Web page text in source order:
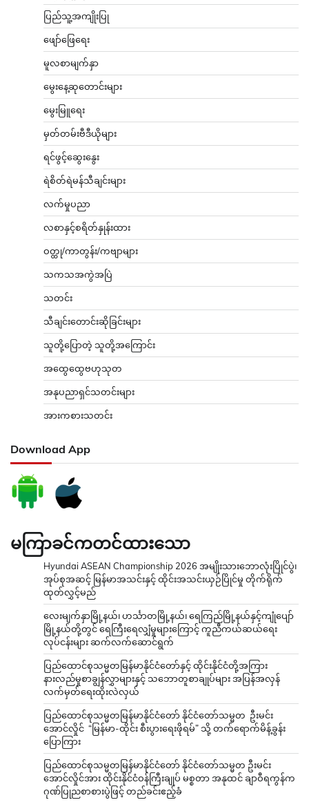
ပြည်သူ့အကျိုးပြု
ဖျော်ဖြေရေး
မူလစာမျက်နှာ
မွေးနေ့ဆုတောင်းများ
မွေးမြူရေး
မှတ်တမ်းဗီဒီယိုများ
ရင်ဖွင့်ဆွေးနွေး
ရဲစိတ်ရဲမန်သီချင်းများ
လက်မှုပညာ
လစာနှင့်စရိတ်နှုန်းထား
ဝတ္ထု/ကာတွန်း/ကဗျာများ
သကသအကွဲအပြဲ
သတင်း
သီချင်းတောင်းဆိုခြင်းများ
သူတို့ပြောတဲ့ သူတို့အကြောင်း
အထွေထွေဗဟုသုတ
အနုပညာရှင်သတင်းများ
အားကစားသတင်း
Download App
မကြာခင်ကတင်ထားသော
Hyundai ASEAN Championship 2026 အမျိုးသားဘောလုံးပြိုင်ပွဲ၊
အုပ်စုအဆင့် မြန်မာအသင်းနှင့် ထိုင်းအသင်းယှဉ်ပြိုင်မှု တိုက်ရိုက်
ထုတ်လွှင့်မည်
လေးမျက်နှာမြို့နယ်၊ ဟင်္သာတမြို့နယ်၊ ရေကြည်မြို့နယ်နှင့်ကျုံပျော်
မြို့နယ်တို့တွင် ရေကြီးရေလျှံမှုများကြောင့် ကူညီကယ်ဆယ်ရေး
လုပ်ငန်းများ ဆက်လက်ဆောင်ရွက်
ပြည်ထောင်စုသမ္မတမြန်မာနိုင်ငံတော်နှင့် ထိုင်းနိုင်ငံတို့အကြား
နားလည်မှုစာချွန်လွှာများနှင့် သဘောတူစာချုပ်များ အပြန်အလှန်
လက်မှတ်ရေးထိုးလဲလှယ်
ပြည်ထောင်စုသမ္မတမြန်မာနိုင်ငံတော် နိုင်ငံတော်သမ္မတ ဦးမင်း
အောင်လှိုင် “မြန်မာ-ထိုင်း စီးပွားရေးဖိုရမ်” သို့ တက်ရောက်မိန့်ခွန်း
ပြောကြား
ပြည်ထောင်စုသမ္မတမြန်မာနိုင်ငံတော် နိုင်ငံတော်သမ္မတ ဦးမင်း
အောင်လှိုင်အား ထိုင်းနိုင်ငံဝန်ကြီးချုပ် မစ္စတာ အနုထင် ချာဝီရကွန်က
ဂုဏ်ပြုညစာစားပွဲဖြင့် တည်ခင်းဧည့်ခံ